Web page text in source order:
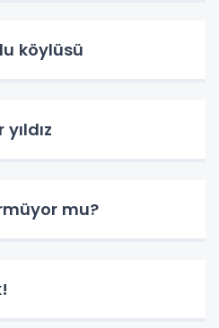
köylüsü
mu?